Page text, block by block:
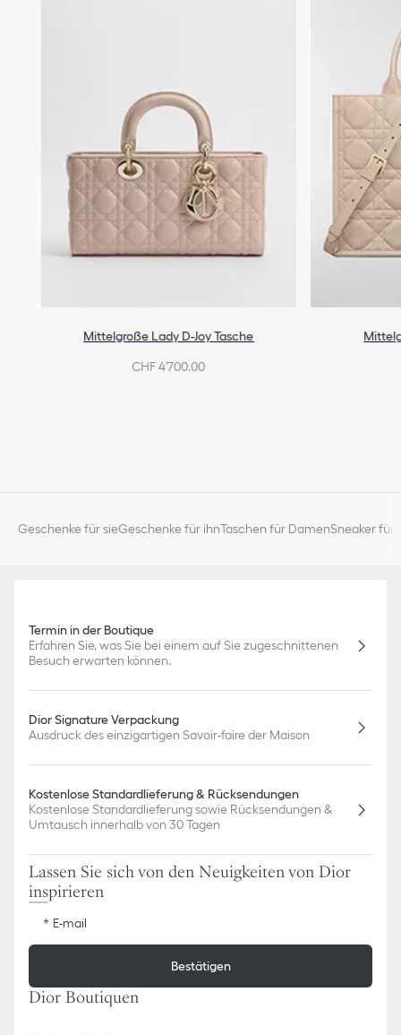
Mittelgroße Lady D-Joy Tasche
CHF 4'700.00
Geschenke für sieGeschenke für ihnTaschen für DamenSneaker für
Termin in der Boutique
Erfahren Sie, was Sie bei einem auf Sie zugeschnittenen
Besuch erwarten können.
Dior Signature Verpackung
Ausdruck des einzigartigen Savoir-faire der Maison
Kostenlose Standardlieferung & Rücksendungen
Kostenlose Standardlieferung sowie Rücksendungen &
Umtausch innerhalb von 30 Tagen
Lassen Sie sich von den Neuigkeiten von Dior
inspirieren
E-mail
Bestätigen
Dior Boutiquen